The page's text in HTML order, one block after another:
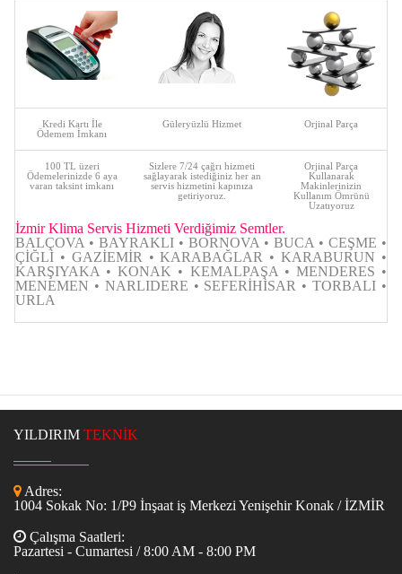
Kredi Kartı İle
Ödemem İmkanı
Güleryüzlü Hizmet Orjinal Parça
100 TL üzeri
Ödemelerinizde 6 aya
varan taksint imkanı
Sizlere 7/24 çağrı hizmeti
sağlayarak istediğiniz her an
servis hizmetini kapınıza
getiriyoruz.
Orjinal Parça
Kullanarak
Makinlerinizin
Kullanım Ömrünü
Uzatıyoruz
İzmir Klima Servis Hizmeti Verdiğimiz Semtler.
BALÇOVA • BAYRAKLI • BORNOVA • BUCA • CEŞME •
ÇİĞLİ • GAZİEMİR • KARABAĞLAR • KARABURUN •
KARŞIYAKA • KONAK • KEMALPAŞA • MENDERES •
MENEMEN • NARLIDERE • SEFERİHİSAR • TORBALI •
URLA
YILDIRIM TEKNİK
Adres:
1004 Sokak No: 1/P9 İnşaat iş Merkezi Yenişehir Konak / İZMİR
Çalışma Saatleri:
Pazartesi - Cumartesi / 8:00 AM - 8:00 PM